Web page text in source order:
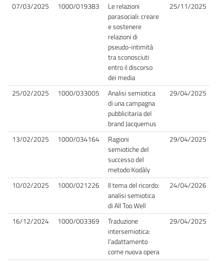
07/03/2025 1000/019383
Le relazioni
parasociali: creare
e sostenere
relazioni di
pseudo-intimità
tra sconosciuti
entro il discorso
dei media
25/11/2025
25/02/2025 1000/033005
Analisi semiotica
di una campagna
pubblicitaria del
brand Jacquemus
29/04/2025
13/02/2025 1000/034164
Ragioni
semiotiche del
successo del
metodo Kodàly
29/04/2025
10/02/2025 1000/021226
Il tema del ricordo:
analisi semiotica
di All Too Well
24/04/2026
16/12/2024 1000/003369
Traduzione
intersemiotica:
l'adattamento
come nuova opera
29/04/2025